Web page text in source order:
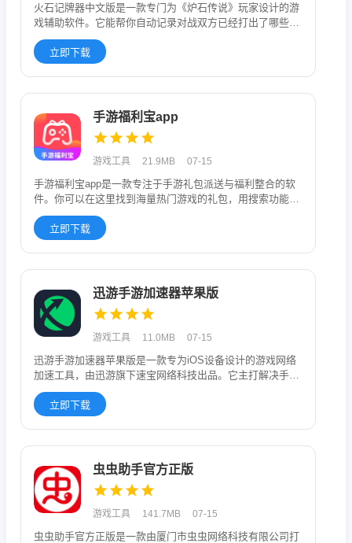
火石记牌器中文版是一款专门为《炉石传说》玩家设计的游
戏辅助软件。它能帮你自动记录对战双方已经打出了哪些
牌，让你清楚地知道
立即下载
手游福利宝app
游戏工具 21.9MB 07-15
手游福利宝app是一款专注于手游礼包派送与福利整合的软
件。你可以在这里找到海量热门游戏的礼包，用搜索功能也
能找到冷门游戏
立即下载
迅游手游加速器苹果版
游戏工具 11.0MB 07-15
迅游手游加速器苹果版是一款专为iOS设备设计的游戏网络
加速工具，由迅游旗下速宝网络科技出品。它主打解决手游
中的卡顿、延迟
立即下载
虫虫助手官方正版
游戏工具 141.7MB 07-15
虫虫助手官方正版是一款由厦门市虫虫网络科技有限公司打